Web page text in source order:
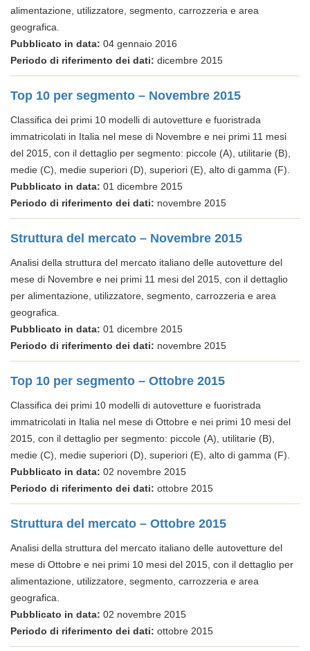
alimentazione, utilizzatore, segmento, carrozzeria e area
geografica.
Pubblicato in data: 04 gennaio 2016
Periodo di riferimento dei dati: dicembre 2015
Top 10 per segmento – Novembre 2015
Classifica dei primi 10 modelli di autovetture e fuoristrada
immatricolati in Italia nel mese di Novembre e nei primi 11 mesi
del 2015, con il dettaglio per segmento: piccole (A), utilitarie (B),
medie (C), medie superiori (D), superiori (E), alto di gamma (F).
Pubblicato in data: 01 dicembre 2015
Periodo di riferimento dei dati: novembre 2015
Struttura del mercato – Novembre 2015
Analisi della struttura del mercato italiano delle autovetture del
mese di Novembre e nei primi 11 mesi del 2015, con il dettaglio
per alimentazione, utilizzatore, segmento, carrozzeria e area
geografica.
Pubblicato in data: 01 dicembre 2015
Periodo di riferimento dei dati: novembre 2015
Top 10 per segmento – Ottobre 2015
Classifica dei primi 10 modelli di autovetture e fuoristrada
immatricolati in Italia nel mese di Ottobre e nei primi 10 mesi del
2015, con il dettaglio per segmento: piccole (A), utilitarie (B),
medie (C), medie superiori (D), superiori (E), alto di gamma (F).
Pubblicato in data: 02 novembre 2015
Periodo di riferimento dei dati: ottobre 2015
Struttura del mercato – Ottobre 2015
Analisi della struttura del mercato italiano delle autovetture del
mese di Ottobre e nei primi 10 mesi del 2015, con il dettaglio per
alimentazione, utilizzatore, segmento, carrozzeria e area
geografica.
Pubblicato in data: 02 novembre 2015
Periodo di riferimento dei dati: ottobre 2015